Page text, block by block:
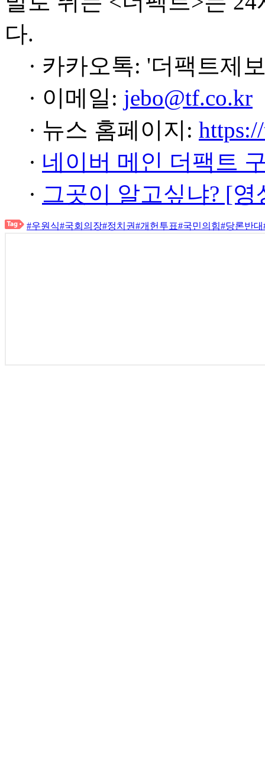
다.
· 카카오톡: '더팩트제
· 이메일: jebo@tf.co.kr
· 뉴스 홈페이지:
· 네이버 메인 더팩트
· 그곳이 알고싶냐? [
#우원식#국회의장#정치권#개헌투표#국민의힘#당론반대